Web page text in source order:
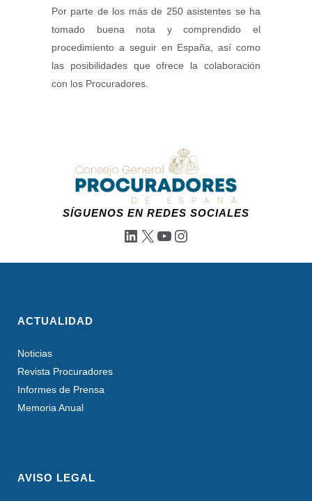
Por parte de los más de 250 asistentes se ha
tomado buena nota y comprendido el
procedimiento a seguir en España, así como
las posibilidades que ofrece la colaboración
con los Procuradores.
SÍGUENOS EN REDES SOCIALES
LinkedIn
X YouTube
Instagram
ACTUALIDAD
Noticias
Revista Procuradores
Informes de Prensa
Memoria Anual
AVISO LEGAL